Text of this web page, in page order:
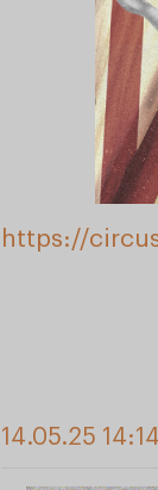
https://
14.05.25